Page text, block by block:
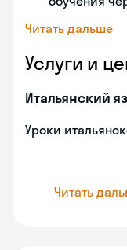
Читать дальше
Услуги и
Итальянский
Уроки
Читать